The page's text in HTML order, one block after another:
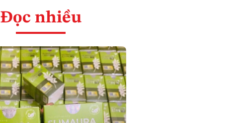
Đọc nhiều